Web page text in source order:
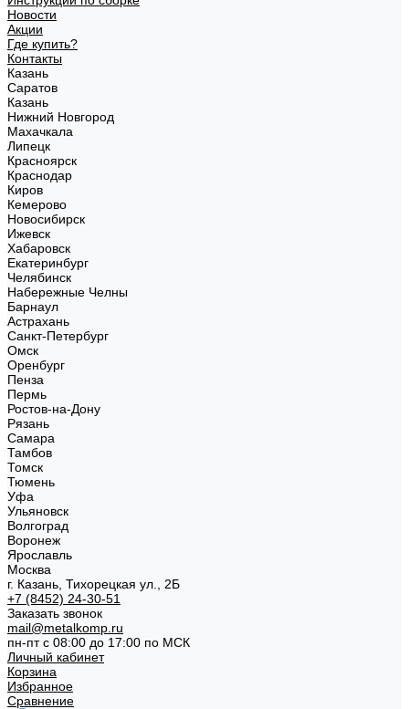
Новости
Акции
Где купить?
Контакты
Казань
Саратов
Казань
Нижний Новгород
Махачкала
Липецк
Красноярск
Краснодар
Киров
Кемерово
Новосибирск
Ижевск
Хабаровск
Екатеринбург
Челябинск
Набережные Челны
Барнаул
Астрахань
Санкт-Петербург
Омск
Оренбург
Пенза
Пермь
Ростов-на-Дону
Рязань
Самара
Тамбов
Томск
Тюмень
Уфа
Ульяновск
Волгоград
Воронеж
Ярославль
Москва
г. Казань, Тихорецкая ул., 2Б
+7 (8452) 24-30-51
Заказать звонок
mail@metalkomp.ru
пн-пт с 08:00 до 17:00 по МСК
Личный кабинет
Корзина
Избранное
Сравнение